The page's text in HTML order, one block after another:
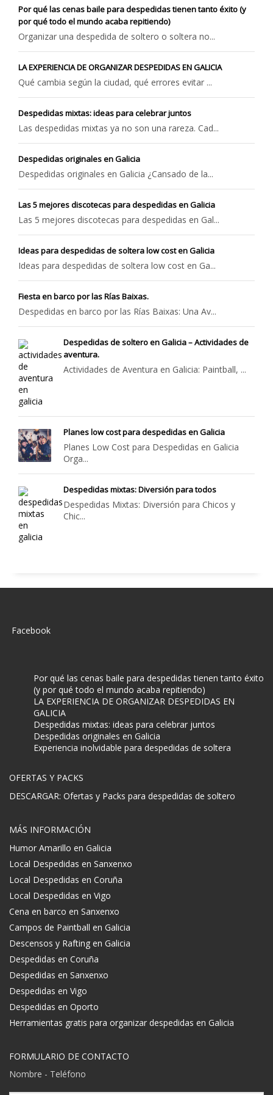
Por qué las cenas baile para despedidas tienen tanto éxito (y
por qué todo el mundo acaba repitiendo)
Organizar una despedida de soltero o soltera no...
LA EXPERIENCIA DE ORGANIZAR DESPEDIDAS EN GALICIA
Qué cambia según la ciudad, qué errores evitar ...
Despedidas mixtas: ideas para celebrar juntos
Las despedidas mixtas ya no son una rareza. Cad...
Despedidas originales en Galicia
Despedidas originales en Galicia ¿Cansado de la...
Las 5 mejores discotecas para despedidas en Galicia
Las 5 mejores discotecas para despedidas en Gal...
Ideas para despedidas de soltera low cost en Galicia
Ideas para despedidas de soltera low cost en Ga...
Fiesta en barco por las Rías Baixas.
Despedidas en barco por las Rías Baixas: Una Av...
Despedidas de soltero en Galicia – Actividades de
aventura.
Actividades de Aventura en Galicia: Paintball, ...
Planes low cost para despedidas en Galicia
Planes Low Cost para Despedidas en Galicia
Orga...
Despedidas mixtas: Diversión para todos
Despedidas Mixtas: Diversión para Chicos y
Chic...
Facebook
Por qué las cenas baile para despedidas tienen tanto éxito
(y por qué todo el mundo acaba repitiendo)
LA EXPERIENCIA DE ORGANIZAR DESPEDIDAS EN
GALICIA
Despedidas mixtas: ideas para celebrar juntos
Despedidas originales en Galicia
Experiencia inolvidable para despedidas de soltera
OFERTAS Y PACKS
DESCARGAR: Ofertas y Packs para despedidas de soltero
MÁS INFORMACIÓN
Humor Amarillo en Galicia
Local Despedidas en Sanxenxo
Local Despedidas en Coruña
Local Despedidas en Vigo
Cena en barco en Sanxenxo
Campos de Paintball en Galicia
Descensos y Rafting en Galicia
Despedidas en Coruña
Despedidas en Sanxenxo
Despedidas en Vigo
Despedidas en Oporto
Herramientas gratis para organizar despedidas en Galicia
FORMULARIO DE CONTACTO
Nombre - Teléfono